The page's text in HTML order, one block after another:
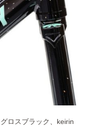
ロスブラック、keirin